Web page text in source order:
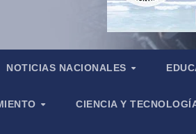
NOTICIAS NACIONALES
CIENCIA Y